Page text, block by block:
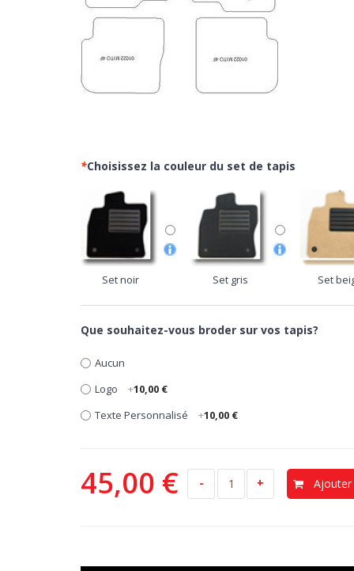
*Choisissez la couleur du set de tapis
Set noir Set gris Set
Que souhaitez-vous broder sur vos tapis?
Aucun
Logo
+10,00 €
Texte Personnalisé
+10,00 €
45,00 € - + Ajouter